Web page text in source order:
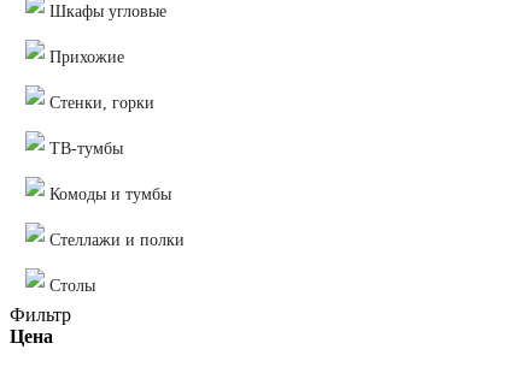
Шкафы угловые
Прихожие
Стенки, горки
ТВ-тумбы
Комоды и тумбы
Стеллажи и полки
Столы
Фильтр
Цена